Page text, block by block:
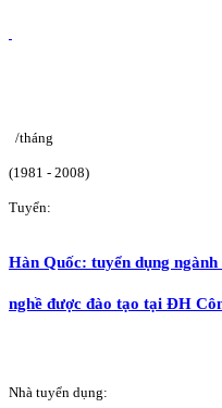
/tháng
(1981 - 2008)
Tuyển:
Hàn Quốc: tuyển dụng
nghề được đào tạo tại ĐH
Nhà tuyển dụng: